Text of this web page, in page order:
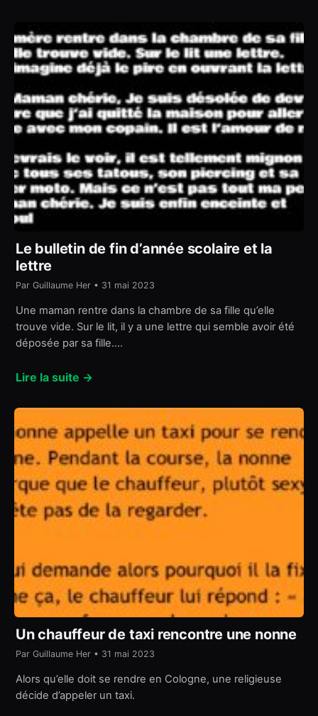
Le bulletin de fin d’année scolaire et la
lettre
Par Guillaume Her • 31 mai 2023
Une maman rentre dans la chambre de sa fille qu’elle
trouve vide. Sur le lit, il y a une lettre qui semble avoir été
déposée par sa fille.…
Lire la suite →
Un chauffeur de taxi rencontre une nonne
Par Guillaume Her • 31 mai 2023
Alors qu’elle doit se rendre en Cologne, une religieuse
décide d’appeler un taxi.